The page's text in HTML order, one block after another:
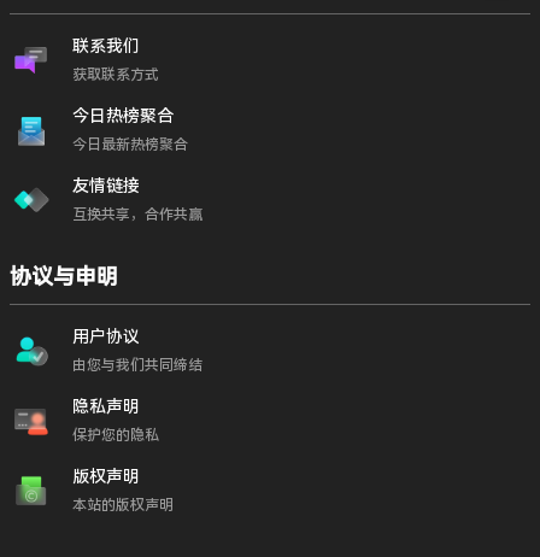
联系我们
获取联系方式
今日热榜聚合
今日最新热榜聚合
友情链接
互换共享，合作共赢
协议与申明
用户协议
由您与我们共同缔结
隐私声明
保护您的隐私
版权声明
本站的版权声明